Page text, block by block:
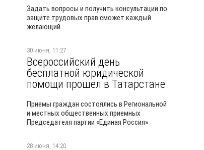
Задать вопросы и получить консультации по
защите трудовых прав сможет каждый
желающий
30 июня, 11:27
Всероссийский день
бесплатной юридической
помощи прошел в Татарстане
Приемы граждан состоялись в Региональной
и местных общественных приемных
Председателя партии «Единая Россия»
28 июня, 14:20